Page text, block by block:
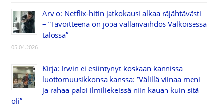
Arvio: Netflix-hitin jatkokausi alkaa räjähtävästi
– ”Tavoitteena on jopa vallanvaihdos Valkoisessa
talossa”
05.04.2026
Kirja: Irwin ei esiintynyt koskaan kännissä
luottomuusikkonsa kanssa: ”Välillä viinaa meni
ja rahaa paloi ilmiliekeissä niin kauan kuin sitä
oli”